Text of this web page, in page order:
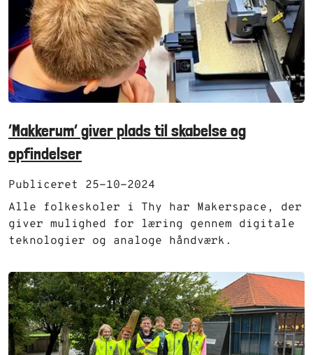
‘Makkerum’ giver plads til skabelse og
opfindelser
Publiceret 25-10-2024
Alle folkeskoler i Thy har Makerspace, der
giver mulighed for læring gennem digitale
teknologier og analoge håndværk.